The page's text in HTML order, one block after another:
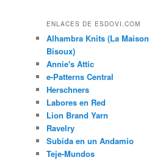
ENLACES DE ESDOVI.COM
Alhambra Knits (La Maison
Bisoux)
Annie's Attic
e-Patterns Central
Herschners
Labores en Red
Lion Brand Yarn
Ravelry
Subida en un Andamio
Teje-Mundos